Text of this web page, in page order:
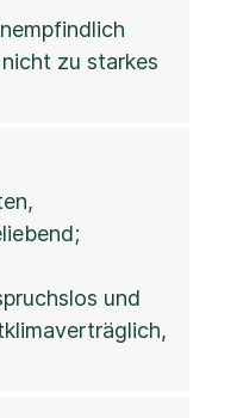
zu starkes
und